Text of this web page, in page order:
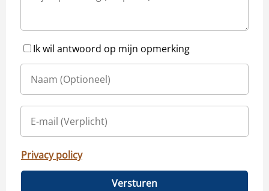
Ik wil antwoord op mijn opmerking
Privacy policy
Versturen